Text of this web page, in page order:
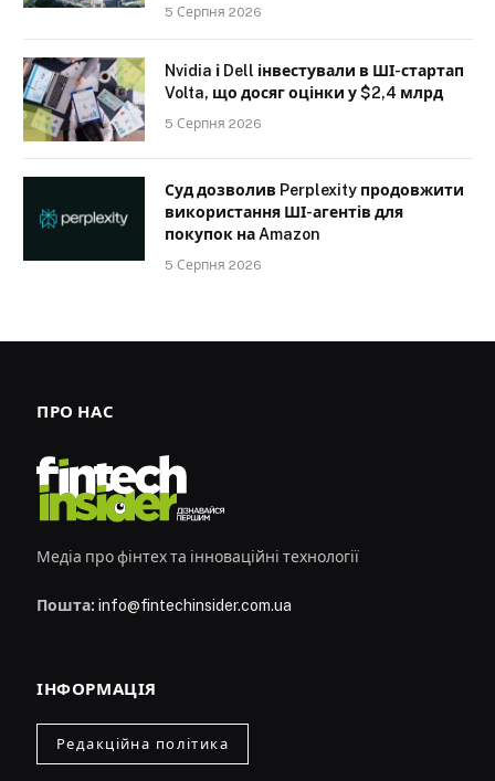
5 Серпня 2026
Nvidia і Dell інвестували в ШІ-стартап
Volta, що досяг оцінки у $2,4 млрд
5 Серпня 2026
Суд дозволив Perplexity продовжити
використання ШІ-агентів для
покупок на Amazon
5 Серпня 2026
ПРО НАС
Медіа про фінтех та інноваційні технології
Пошта: info@fintechinsider.com.ua
ІНФОРМАЦІЯ
Редакційна політика